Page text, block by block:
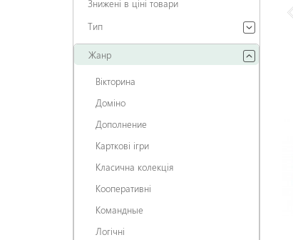
Знижені в ціні товари
Тип
Жанр
Вікторина
Доміно
Дополнение
Карткові ігри
Класична колекція
Кооперативні
Командные
Логічні